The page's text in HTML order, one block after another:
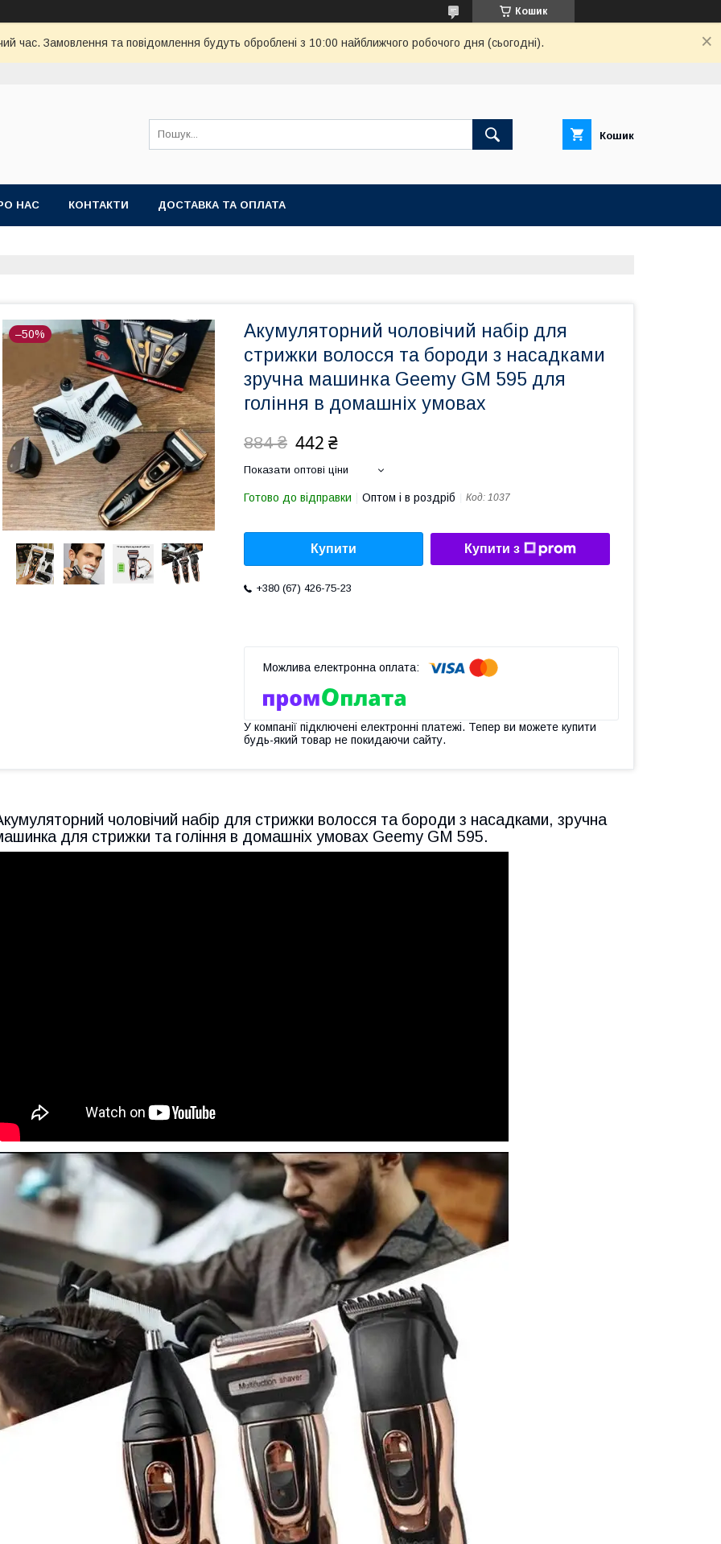
Кошик
час. Замовлення та повідомлення будуть оброблені з 10:00 найближчого робочого дня (сьогодні).
Кошик
НАС КОНТАКТИ ДОСТАВКА ТА ОПЛАТА
–50%
Акумуляторний чоловічий набір для
стрижки волосся та бороди з насадками
зручна машинка Geemy GM 595 для
гоління в домашніх умовах
884 ₴ 442 ₴
Показати оптові ціни
Готово до відправки Оптом і в роздріб Код: 1037
Купити Купити з
+380 (67) 426-75-23
У компанії підключені електронні платежі. Тепер ви можете купити
будь-який товар не покидаючи сайту.
чоловічий набір для стрижки волосся та бороди з насадками, зручна
для стрижки та гоління в домашніх умовах Geemy GM 595.